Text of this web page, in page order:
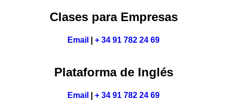
Clases para Empresas
Email + 34 91 782 24 69
Plataforma de Inglés
Email + 34 91 782 24 69